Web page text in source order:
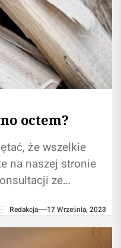
octem?
że wszelkie
na naszej stronie
ze
Redakcja 17 Września, 2023